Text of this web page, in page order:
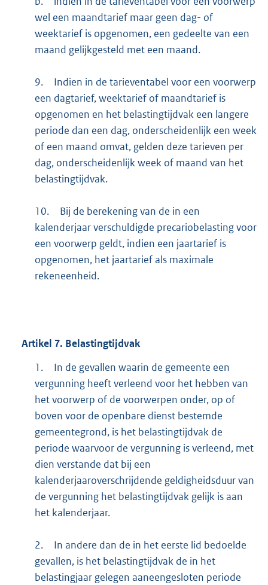
wel een maandtarief maar geen dag- of
weektarief is opgenomen, een gedeelte van een
maand gelijkgesteld met een maand.
9.
Indien in de tarieventabel voor een voorwerp
een dagtarief, weektarief of maandtarief is
opgenomen en het belastingtijdvak een langere
periode dan een dag, onderscheidenlijk een week
of een maand omvat, gelden deze tarieven per
dag, onderscheidenlijk week of maand van het
belastingtijdvak.
10.
Bij de berekening van de in een
kalenderjaar verschuldigde precariobelasting voor
een voorwerp geldt, indien een jaartarief is
opgenomen, het jaartarief als maximale
rekeneenheid.
Artikel 7. Belastingtijdvak
1.
In de gevallen waarin de gemeente een
vergunning heeft verleend voor het hebben van
het voorwerp of de voorwerpen onder, op of
boven voor de openbare dienst bestemde
gemeentegrond, is het belastingtijdvak de
periode waarvoor de vergunning is verleend, met
dien verstande dat bij een
kalenderjaaroverschrijdende geldigheidsduur van
de vergunning het belastingtijdvak gelijk is aan
het kalenderjaar.
2.
In andere dan de in het eerste lid bedoelde
gevallen, is het belastingtijdvak de in het
belastingjaar gelegen aaneengesloten periode